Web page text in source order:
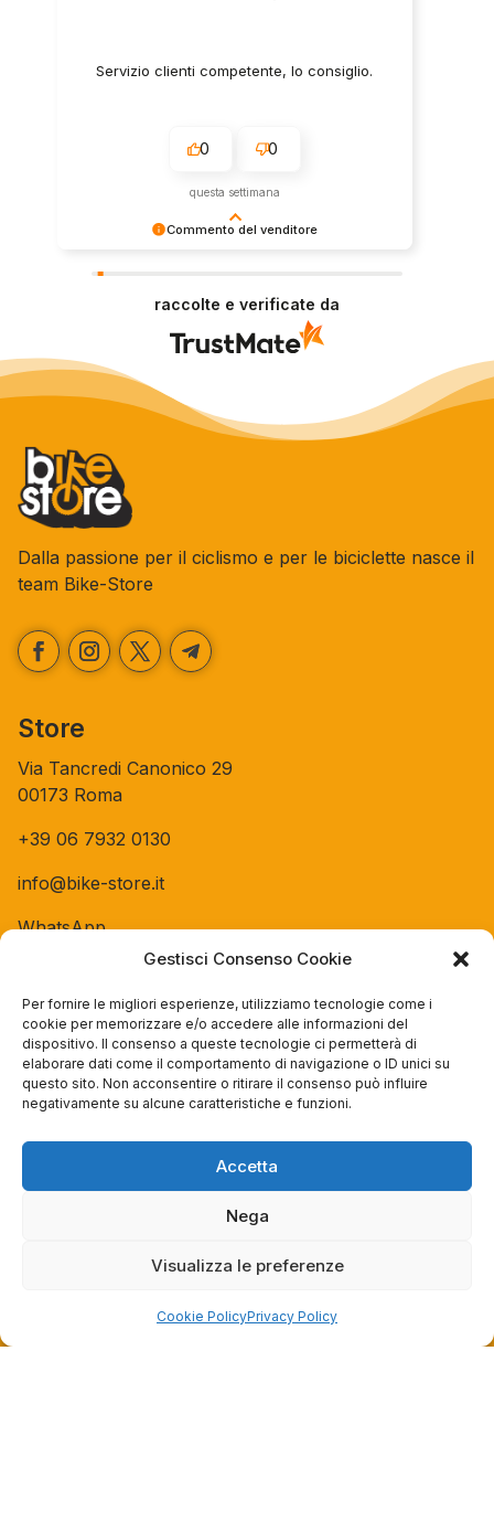
Gestisci Consenso Cookie
Per fornire le migliori esperienze, utilizziamo tecnologie come i
cookie per memorizzare e/o accedere alle informazioni del
dispositivo. Il consenso a queste tecnologie ci permetterà di
elaborare dati come il comportamento di navigazione o ID unici su
questo sito. Non acconsentire o ritirare il consenso può influire
negativamente su alcune caratteristiche e funzioni.
Accetta
Nega
Visualizza le preferenze
Cookie PolicyPrivacy Policy
Commento del venditore
fornire il servizio giusto a clienti così fantastici.
Servizio clienti competente, lo consiglio.
0 0
questa settimana
raccolte e verificate da
Dalla passione per il ciclismo e per le biciclette nasce il
team Bike-Store
Store
Via Tancredi Canonico 29
00173 Roma
+39 06 7932 0130
info@bike-store.it
WhatsApp
Orari negozio
Lun: 15 – 19
Mar – Sab: 10 – 13:30 ⇢ 14:30 – 19:00
Dom: chiuso
Servizi
Easy Ride
Valutazione usato